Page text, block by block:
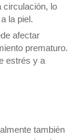
circulación, lo
la piel.
afectar
prematuro.
estrés y a
también